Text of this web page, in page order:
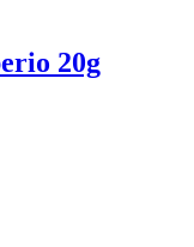
20g